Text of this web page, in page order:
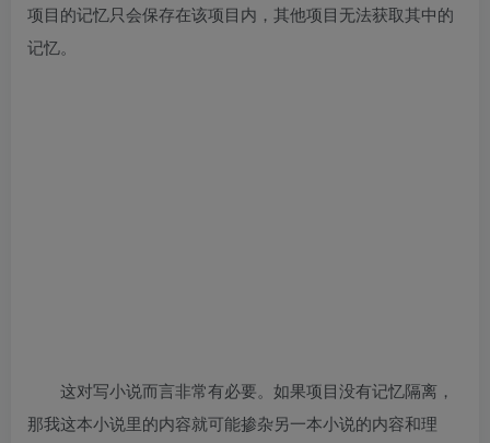
项目的记忆只会保存在该项目内，其他项目无法获取其中的
记忆。
这对写小说而言非常有必要。如果项目没有记忆隔离，
那我这本小说里的内容就可能掺杂另一本小说的内容和理